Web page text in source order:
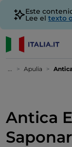
Este
Lee el texto
... Apulia
Antica